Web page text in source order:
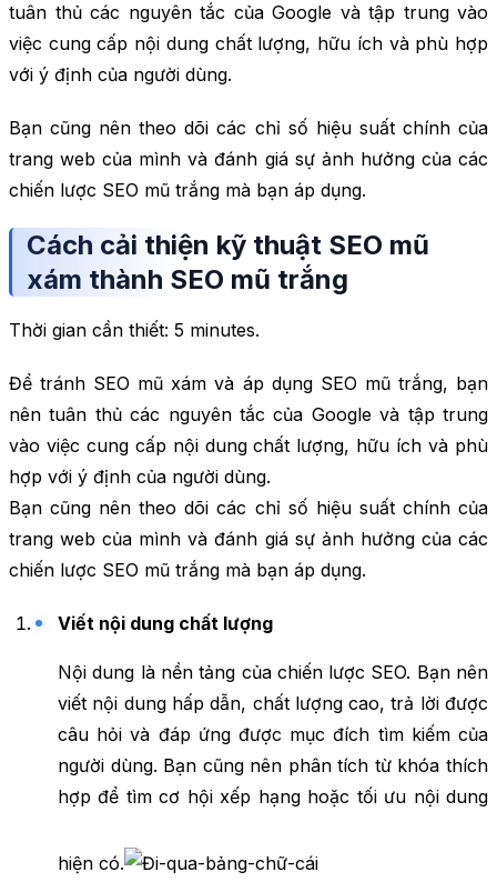
tuân thủ các nguyên tắc của Google và tập trung vào
việc cung cấp nội dung chất lượng, hữu ích và phù hợp
với ý định của người dùng.
Bạn cũng nên theo dõi các chỉ số hiệu suất chính của
trang web của mình và đánh giá sự ảnh hưởng của các
chiến lược SEO mũ trắng mà bạn áp dụng.
Cách cải thiện kỹ thuật SEO mũ
xám thành SEO mũ trắng
Thời gian cần thiết: 5 minutes.
Để tránh SEO mũ xám và áp dụng SEO mũ trắng, bạn
nên tuân thủ các nguyên tắc của Google và tập trung
vào việc cung cấp nội dung chất lượng, hữu ích và phù
hợp với ý định của người dùng.
Bạn cũng nên theo dõi các chỉ số hiệu suất chính của
trang web của mình và đánh giá sự ảnh hưởng của các
chiến lược SEO mũ trắng mà bạn áp dụng.
Viết nội dung chất lượng
Nội dung là nền tảng của chiến lược SEO. Bạn nên
viết nội dung hấp dẫn, chất lượng cao, trả lời được
câu hỏi và đáp ứng được mục đích tìm kiếm của
người dùng. Bạn cũng nên phân tích từ khóa thích
hợp để tìm cơ hội xếp hạng hoặc tối ưu nội dung
hiện có.